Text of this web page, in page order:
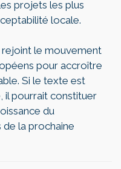
projets les plus
locale.
rejoint le mouvement
pour accroître
Si le texte est
il pourrait constituer
du
la prochaine